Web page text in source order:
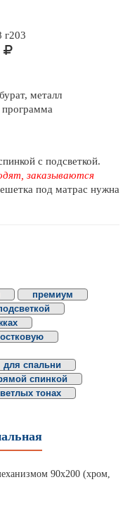
г203
металл
программа
с подсветкой.
заказываются
под матрас нужна
премиум
для спальни
спинкой
тонах
90х200 (хром,